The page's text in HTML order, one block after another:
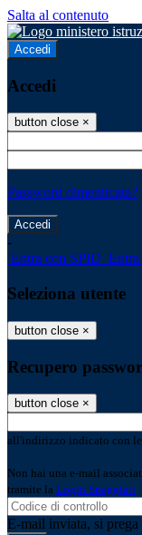
Salta al contenuto
Accedi
Accedi
button close ×
Password dimenticata?
-
Entra con SPID
Seleziona utente
button close ×
Recupero
button close ×
all'indirizzo indicato con le
Non hai una e-mail
tramite la Login Spaggiari
E-mail inviata, si